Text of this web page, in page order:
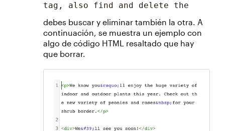
tag, also find and delete the
debes buscar y eliminar también la otra. A
continuación, se muestra un ejemplo con
algo de código HTML resaltado que hay
que borrar.